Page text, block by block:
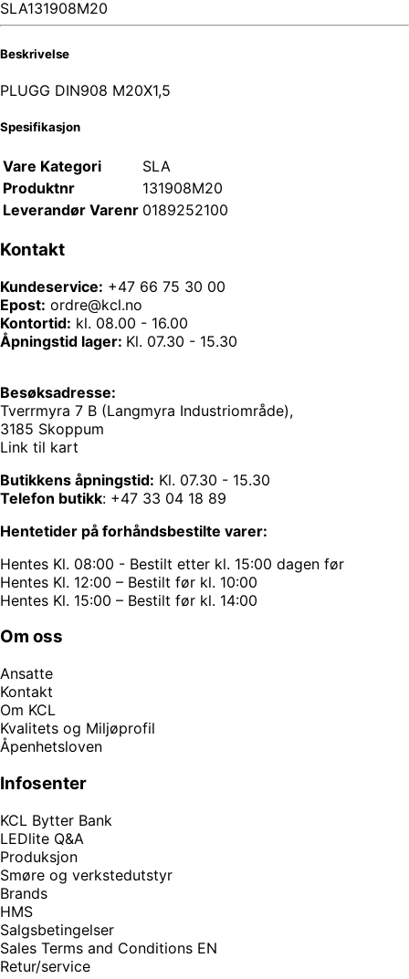
SLA131908M20
Beskrivelse
PLUGG DIN908 M20X1,5
Spesifikasjon
Vare Kategori
SLA
Produktnr
131908M20
Leverandør Varenr 0189252100
Kontakt
Kundeservice: +47 66 75 30 00
Epost: ordre@kcl.no
Kontortid: kl. 08.00 - 16.00
Åpningstid lager: Kl. 07.30 - 15.30
Besøksadresse:
Tverrmyra 7 B (Langmyra Industriområde),
3185 Skoppum
Link til kart
Butikkens åpningstid: Kl. 07.30 - 15.30
Telefon butikk: +47 33 04 18 89
Hentetider på forhåndsbestilte varer:
Hentes Kl. 08:00 - Bestilt etter kl. 15:00 dagen før
Hentes Kl. 12:00 – Bestilt før kl. 10:00
Hentes Kl. 15:00 – Bestilt før kl. 14:00
Om oss
Ansatte
Kontakt
Om KCL
Kvalitets og Miljøprofil
Åpenhetsloven
Infosenter
KCL Bytter Bank
LEDlite Q&A
Produksjon
Smøre og verkstedutstyr
Brands
HMS
Salgsbetingelser
Sales Terms and Conditions EN
Retur/service